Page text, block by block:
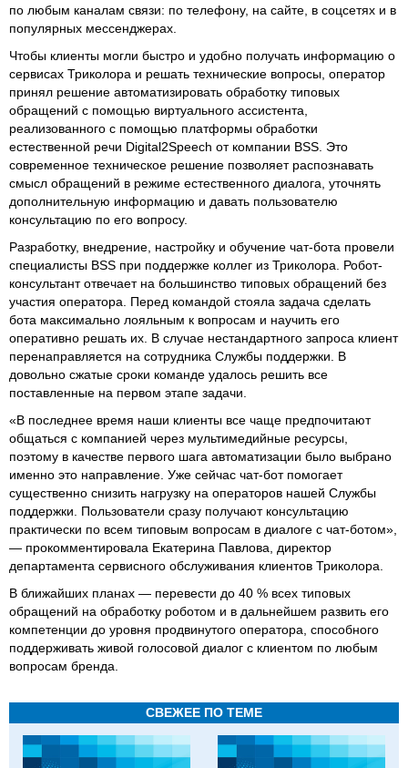
по любым каналам связи: по телефону, на сайте, в соцсетях и в
популярных мессенджерах.
Чтобы клиенты могли быстро и удобно получать информацию о
сервисах Триколора и решать технические вопросы, оператор
принял решение автоматизировать обработку типовых
обращений с помощью виртуального ассистента,
реализованного с помощью платформы обработки
естественной речи Digital2Speech от компании BSS. Это
современное техническое решение позволяет распознавать
смысл обращений в режиме естественного диалога, уточнять
дополнительную информацию и давать пользователю
консультацию по его вопросу.
Разработку, внедрение, настройку и обучение чат-бота провели
специалисты BSS при поддержке коллег из Триколора. Робот-
консультант отвечает на большинство типовых обращений без
участия оператора. Перед командой стояла задача сделать
бота максимально лояльным к вопросам и научить его
оперативно решать их. В случае нестандартного запроса клиент
перенаправляется на сотрудника Службы поддержки. В
довольно сжатые сроки команде удалось решить все
поставленные на первом этапе задачи.
«В последнее время наши клиенты все чаще предпочитают
общаться с компанией через мультимедийные ресурсы,
поэтому в качестве первого шага автоматизации было выбрано
именно это направление. Уже сейчас чат-бот помогает
существенно снизить нагрузку на операторов нашей Службы
поддержки. Пользователи сразу получают консультацию
практически по всем типовым вопросам в диалоге с чат-ботом»,
— прокомментировала Екатерина Павлова, директор
департамента сервисного обслуживания клиентов Триколора.
В ближайших планах — перевести до 40 % всех типовых
обращений на обработку роботом и в дальнейшем развить его
компетенции до уровня продвинутого оператора, способного
поддерживать живой голосовой диалог с клиентом по любым
вопросам бренда.
СВЕЖЕЕ ПО ТЕМЕ